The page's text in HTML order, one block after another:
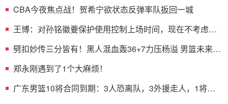
CBA今夜焦点战！贺希宁欲状态反弹率队扳回一城
王博：对孙铭徽要保护使用控制上场时间，现在不考虑总
劈扣妙传三分皆有！黑人混血轰36+7力压杨溢 男篮未来十
郑永刚遇到了1个大麻烦！
广东男篮10将合同到期：3人恐离队，3外援走人，1将或